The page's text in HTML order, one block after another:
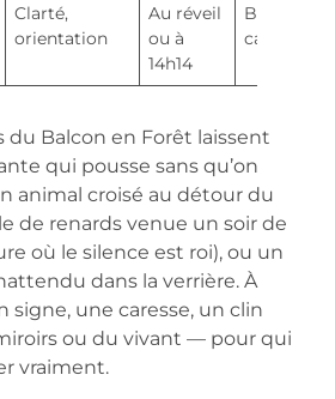
Clarté,
orientation
Au réveil
ou à
14h14
Bougie,
carnet
du Balcon en Forêt laissent
qui pousse sans qu’on
animal croisé au détour du
de renards venue un soir de
où le silence est roi), ou un
dans la verrière. À
signe, une caresse, un clin
ou du vivant — pour qui
vraiment.